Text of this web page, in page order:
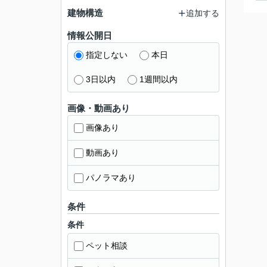
建物構造 追加する
情報公開日
指定しない 本日
3日以内 1週間以内
画像・動画あり
画像あり
動画あり
パノラマあり
条件
条件
ペット相談